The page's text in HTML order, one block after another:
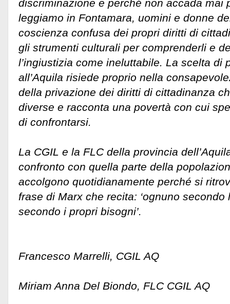
discriminazione e perché non accada mai
leggiamo in Fontamara, uomini e donne
coscienza confusa dei propri diritti di
gli strumenti culturali per comprenderli e
l’ingiustizia come ineluttabile. La scelta di
all’Aquila risiede proprio nella
della privazione dei diritti di cittadinanza
diverse e racconta una povertà con cui
di confrontarsi.
La CGIL e la FLC della provincia
confronto con quella parte della
accolgono quotidianamente perché si
frase di Marx che recita: ‘ognuno
secondo i propri bisogni’.
Francesco Marrelli, CGIL AQ
Miriam Anna Del Biondo, FLC CGIL AQ